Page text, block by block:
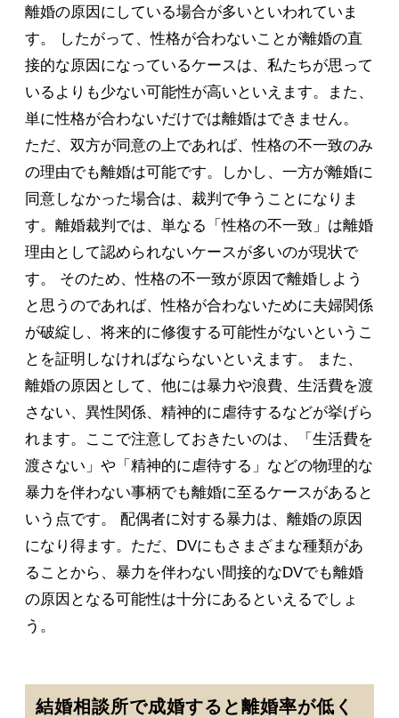
離婚の原因にしている場合が多いといわれていま
す。 したがって、性格が合わないことが離婚の直
接的な原因になっているケースは、私たちが思って
いるよりも少ない可能性が高いといえます。また、
単に性格が合わないだけでは離婚はできません。
ただ、双方が同意の上であれば、性格の不一致のみ
の理由でも離婚は可能です。しかし、一方が離婚に
同意しなかった場合は、裁判で争うことになりま
す。離婚裁判では、単なる「性格の不一致」は離婚
理由として認められないケースが多いのが現状で
す。 そのため、性格の不一致が原因で離婚しよう
と思うのであれば、性格が合わないために夫婦関係
が破綻し、将来的に修復する可能性がないというこ
とを証明しなければならないといえます。 また、
離婚の原因として、他には暴力や浪費、生活費を渡
さない、異性関係、精神的に虐待するなどが挙げら
れます。ここで注意しておきたいのは、「生活費を
渡さない」や「精神的に虐待する」などの物理的な
暴力を伴わない事柄でも離婚に至るケースがあると
いう点です。 配偶者に対する暴力は、離婚の原因
になり得ます。ただ、DVにもさまざまな種類があ
ることから、暴力を伴わない間接的なDVでも離婚
の原因となる可能性は十分にあるといえるでしょ
う。
結婚相談所で成婚すると離婚率が低く